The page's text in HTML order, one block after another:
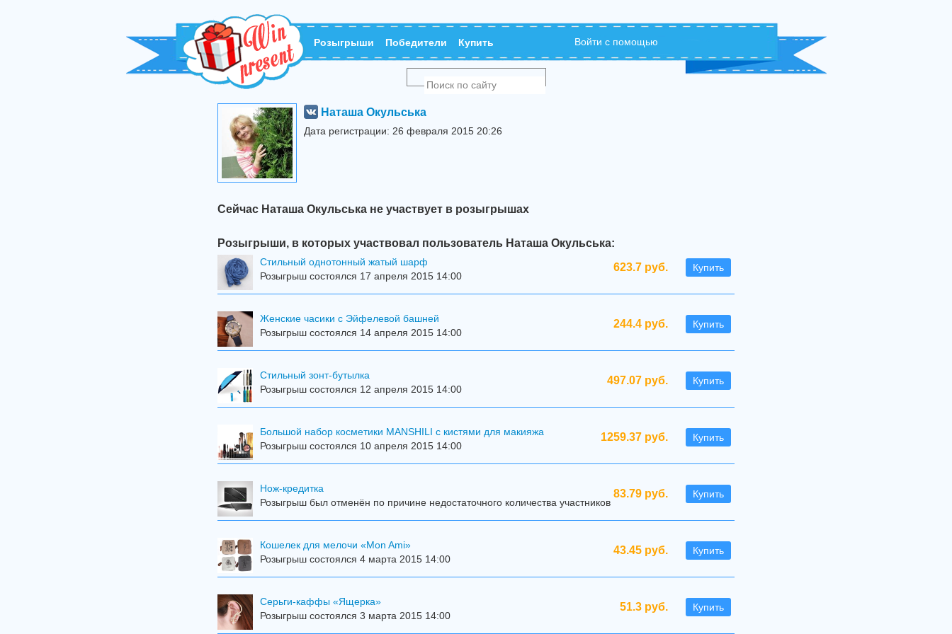
Розыгрыши Победители Купить Войти с помощью
Наташа Окульська
Дата регистрации: 26 февраля 2015 20:26
Сейчас Наташа Окульська не участвует в розыгрышах
Розыгрыши, в которых участвовал пользователь Наташа Окульська:
623.7 руб. Купить
Стильный однотонный жатый шарф
Розыгрыш состоялся 17 апреля 2015 14:00
244.4 руб. Купить
Женские часики с Эйфелевой башней
Розыгрыш состоялся 14 апреля 2015 14:00
497.07 руб. Купить
Стильный зонт-бутылка
Розыгрыш состоялся 12 апреля 2015 14:00
1259.37 руб. Купить
Большой набор косметики MANSHILI с кистями для макияжа
Розыгрыш состоялся 10 апреля 2015 14:00
83.79 руб. Купить
Нож-кредитка
Розыгрыш был отменён по причине недостаточного количества участников
43.45 руб. Купить
Кошелек для мелочи «Mon Ami»
Розыгрыш состоялся 4 марта 2015 14:00
51.3 руб. Купить
Серьги-каффы «Ящерка»
Розыгрыш состоялся 3 марта 2015 14:00